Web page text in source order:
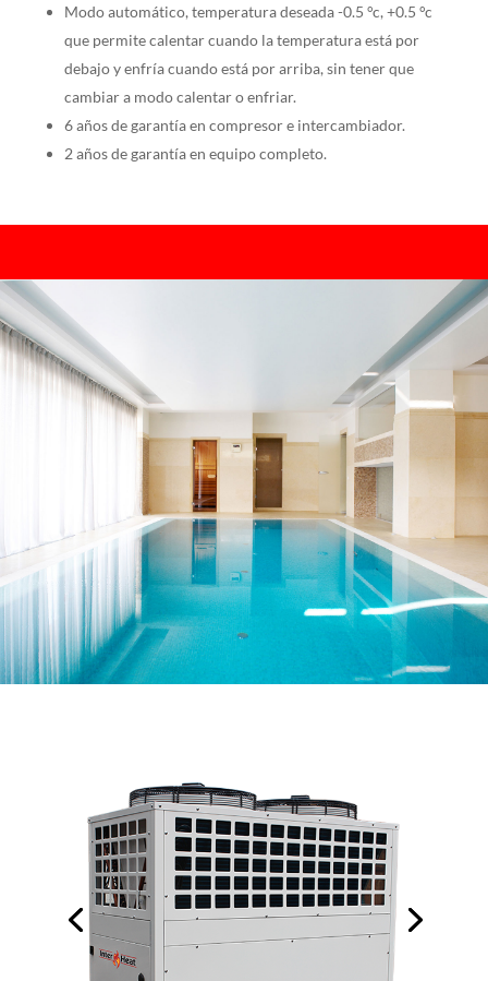
Modo automático, temperatura deseada -0.5 °c, +0.5 °c
que permite calentar cuando la temperatura está por
debajo y enfría cuando está por arriba, sin tener que
cambiar a modo calentar o enfriar.
6 años de garantía en compresor e intercambiador.
2 años de garantía en equipo completo.